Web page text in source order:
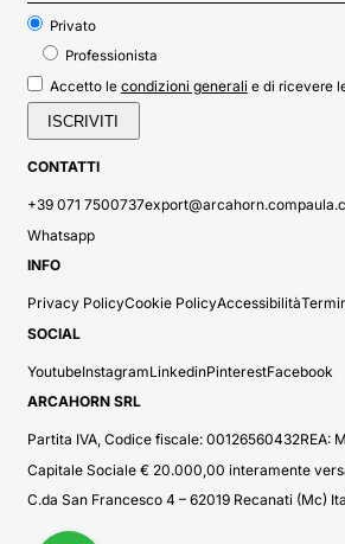
ARCAHORN SRL
C.da San Francesco 4 – 62019 Recanati (Mc)
Partita IVA, Codice fiscale: 00126560432REA:
Capitale Sociale € 20.000,00 interamente
CONTATTI
Whatsapp
+39 071 7500737export@arcahorn.com
INFO
Privacy PolicyCookie PolicyAccessibilità
SOCIAL
Facebook
InstagramLinkedinPinterest
Youtube
Privato
Professionista
Accetto le condizioni generali e di ricevere